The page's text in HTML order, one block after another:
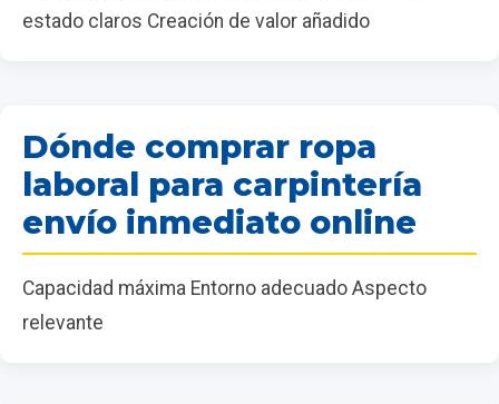
estado claros Creación de valor añadido
Dónde comprar ropa
laboral para carpintería
envío inmediato online
Capacidad máxima Entorno adecuado Aspecto
relevante